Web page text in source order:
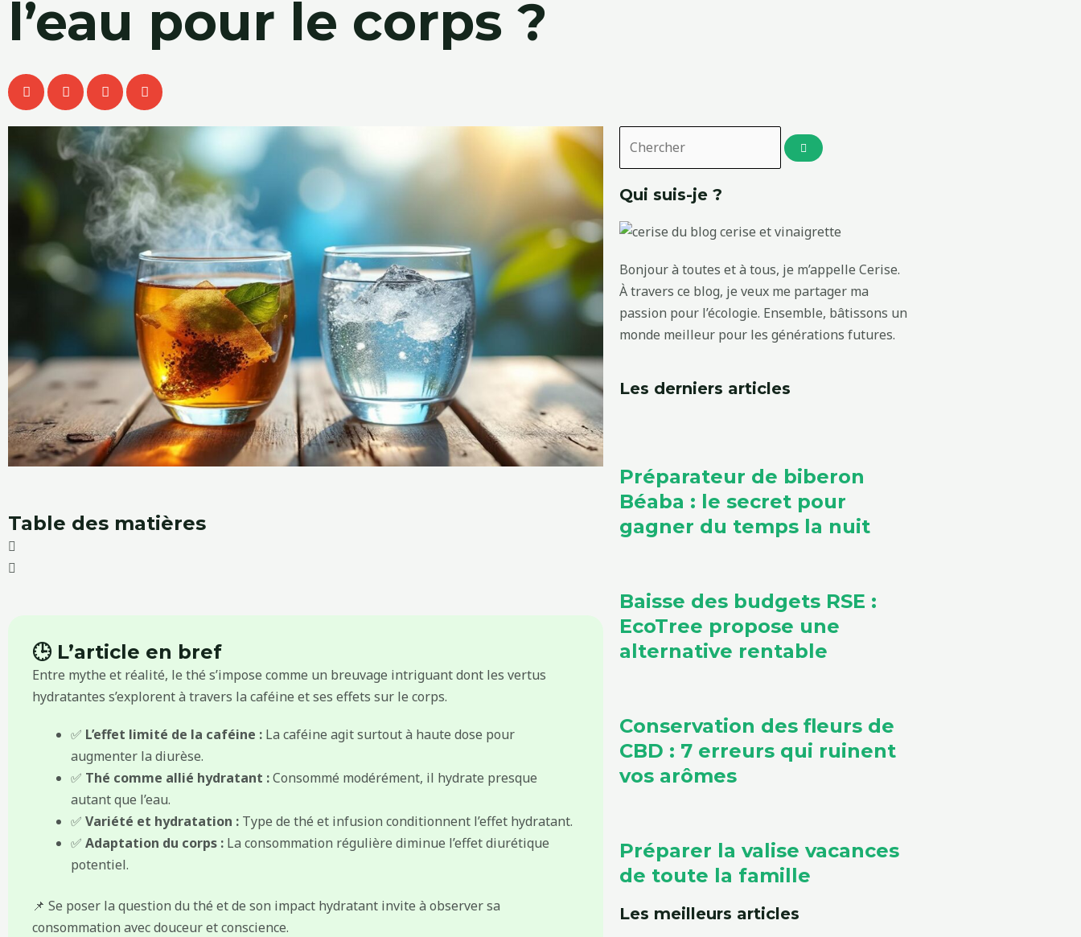
l’eau pour le corps ?
Table des matières
🕒 L’article en bref
Entre mythe et réalité, le thé s’impose comme un breuvage intriguant dont les vertus
hydratantes s’explorent à travers la caféine et ses effets sur le corps.
✅ L’effet limité de la caféine : La caféine agit surtout à haute dose pour
augmenter la diurèse.
✅ Thé comme allié hydratant :Consommé modérément, il hydrate presque
autant que l’eau.
✅ Variété et hydratation : Type de thé et infusion conditionnent l’effet hydratant.
✅ Adaptation du corps : La consommation régulière diminue l’effet diurétique
potentiel.
📌 Se poser la question du thé et de son impact hydratant invite à observer sa
consommation avec douceur et conscience.
Qui suis-je ?
Bonjour à toutes et à tous, je m’appelle Cerise.
À travers ce blog, je veux me partager ma
passion pour l’écologie. Ensemble, bâtissons un
monde meilleur pour les générations futures.
Les derniers articles
Préparateur de biberon
Béaba : le secret pour
gagner du temps la nuit
Baisse des budgets RSE :
EcoTree propose une
alternative rentable
Conservation des fleurs de
CBD : 7 erreurs qui ruinent
vos arômes
Préparer la valise vacances
de toute la famille
Les meilleurs articles